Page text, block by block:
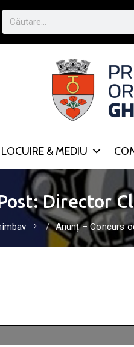
LOCUIRE & MEDIU
Director
Anunț – Concurs